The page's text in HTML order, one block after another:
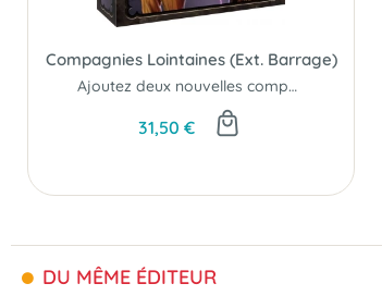
Compagnies Lointaines (Ext. Barrage)
Ajoutez deux nouvelles compagnies à vos parties.
31,50 €
DU MÊME ÉDITEUR